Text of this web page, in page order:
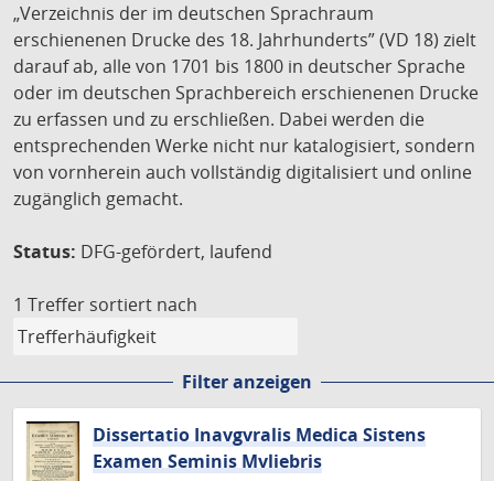
„Verzeichnis der im deutschen Sprachraum
erschienenen Drucke des 18. Jahrhunderts” (VD 18) zielt
darauf ab, alle von 1701 bis 1800 in deutscher Sprache
oder im deutschen Sprachbereich erschienenen Drucke
zu erfassen und zu erschließen. Dabei werden die
entsprechenden Werke nicht nur katalogisiert, sondern
von vornherein auch vollständig digitalisiert und online
zugänglich gemacht.
Status: DFG-gefördert, laufend
1 Treffer sortiert nach
Filter anzeigen
Dissertatio Inavgvralis Medica Sistens
Examen Seminis Mvliebris